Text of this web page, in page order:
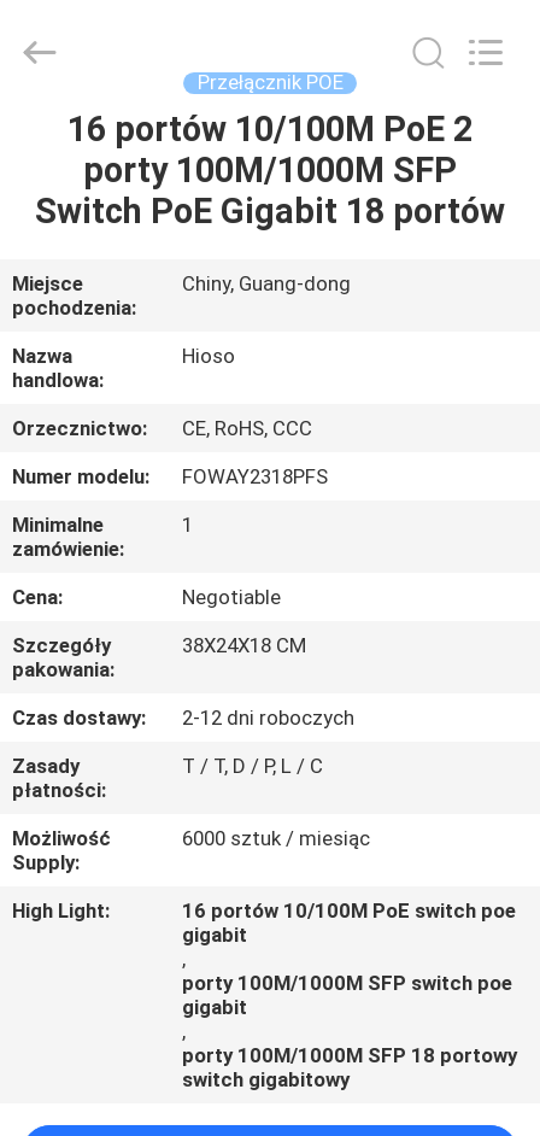
DOM
PRODUKTY
O
NAS
WYCIECZKA
PO
FABRYCE
KONTROLA
JAKOŚCI
SKONTAKTUJ
SIĘ
Z
NAMI
AKTUALNOŚCI
Przełącznik POE
16 portów 10/100M PoE 2
porty 100M/1000M SFP
Switch PoE Gigabit 18 portów
Miejsce
pochodzenia:
Chiny, Guang-dong
Nazwa
handlowa:
Hioso
Orzecznictwo:
CE, RoHS, CCC
Numer modelu:
FOWAY2318PFS
Minimalne
zamówienie:
1
Cena:
Negotiable
Szczegóły
pakowania:
38X24X18 CM
Czas dostawy:
2-12 dni roboczych
Zasady
płatności:
T / T, D / P, L / C
Możliwość
Supply:
6000 sztuk / miesiąc
High Light:
16 portów 10/100M PoE switch poe
gigabit
,
porty 100M/1000M SFP switch poe
gigabit
,
porty 100M/1000M SFP 18 portowy
switch gigabitowy